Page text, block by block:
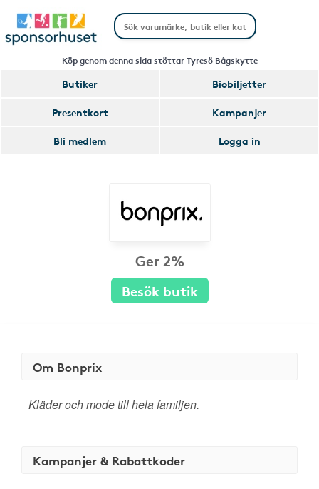
Köp genom denna sida stöttar Tyresö Bågskytte
Butiker
Biobiljetter
Presentkort
Kampanjer
Bli medlem
Logga in
Ger 2%
Besök butik
Om Bonprix
Kläder och mode till hela familjen.
Kampanjer & Rabattkoder